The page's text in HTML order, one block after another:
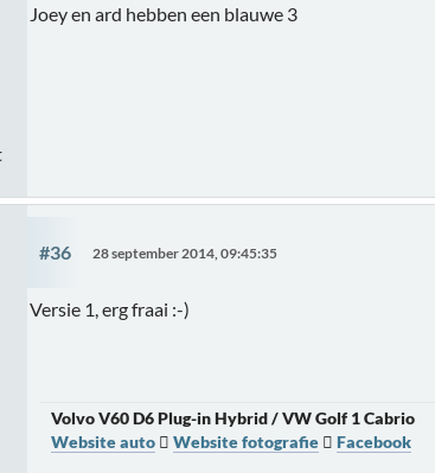
Joey en ard hebben een blauwe 3
#36 28 september 2014, 09:45:35
Versie 1, erg fraai :-)
Volvo V60 D6 Plug-in Hybrid / VW Golf 1 Cabrio
Website auto  Website fotografie  Facebook